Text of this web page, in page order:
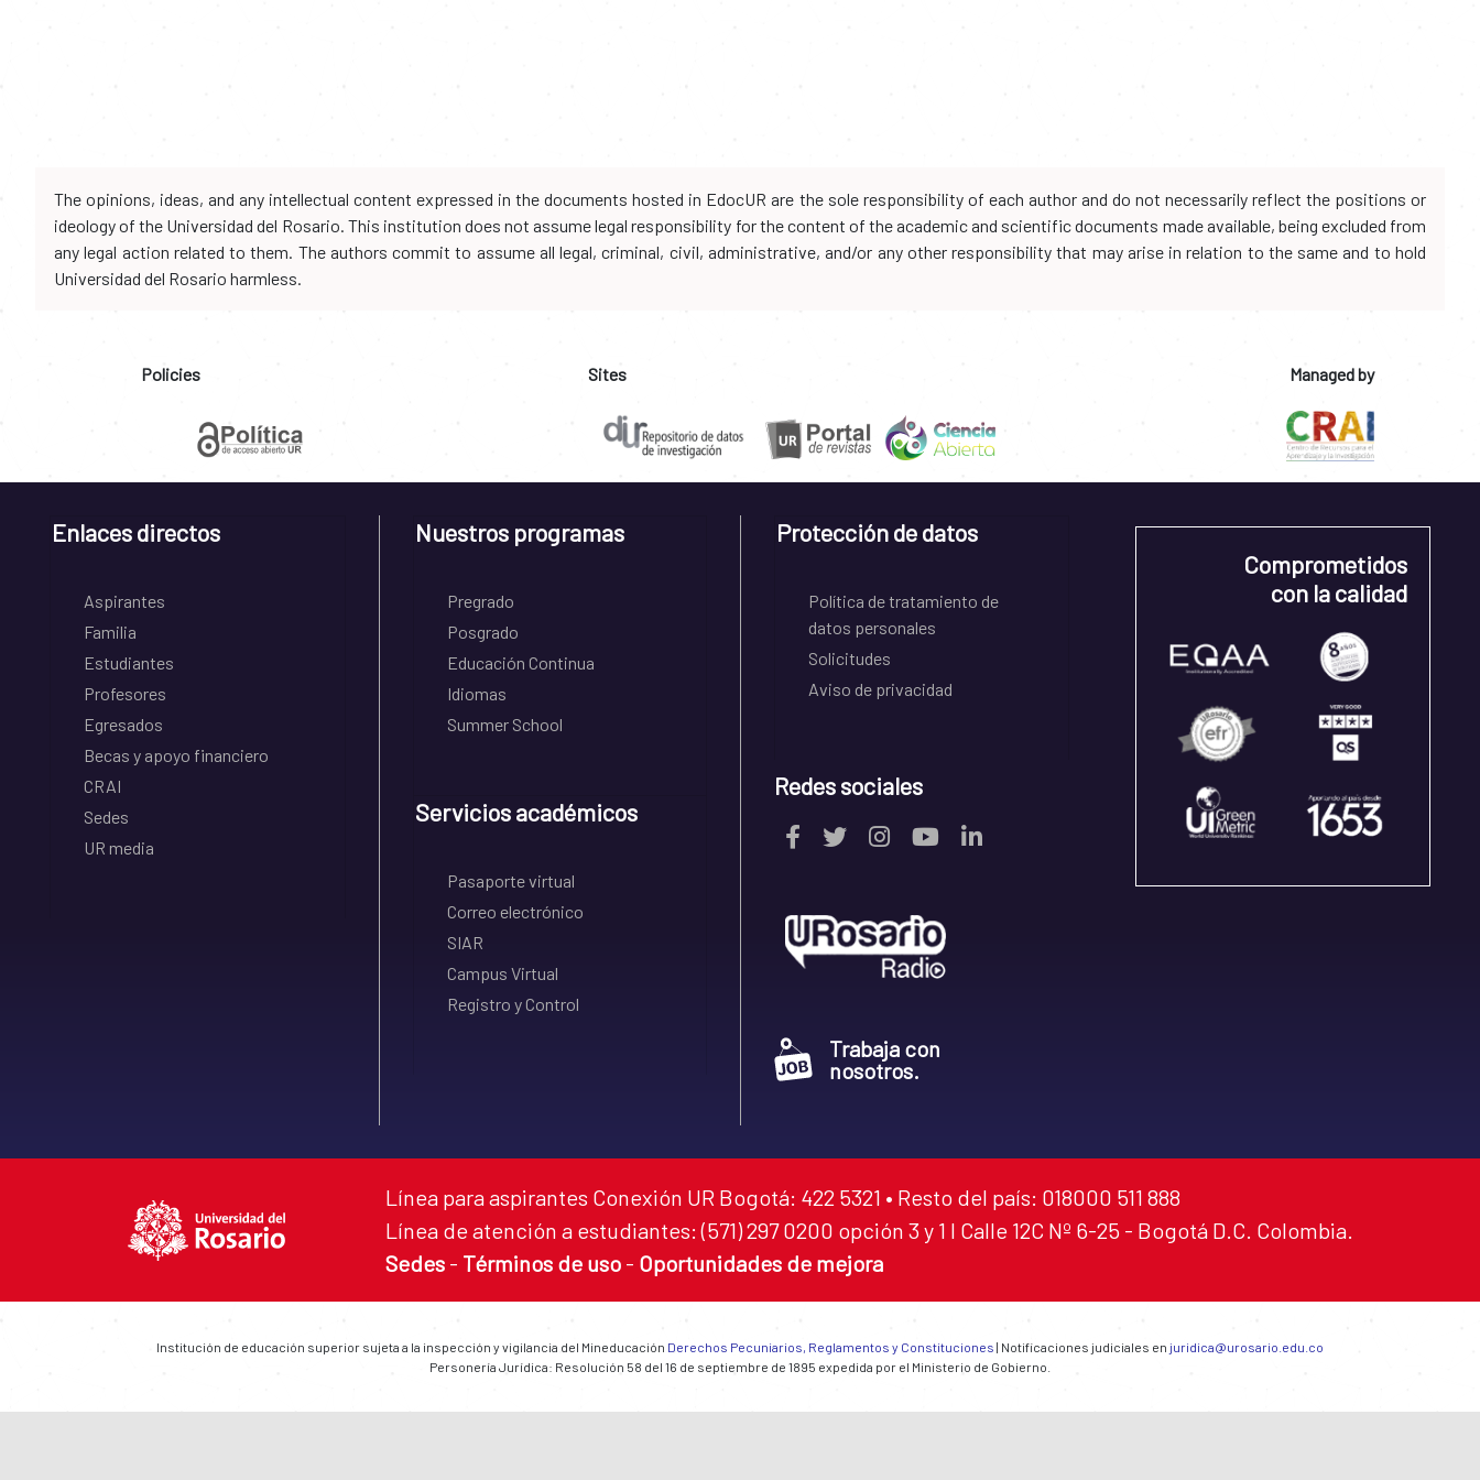
The opinions, ideas, and any intellectual content expressed in the documents hosted in EdocUR are the sole responsibility of each author and do not necessarily reflect the positions or
ideology of the Universidad del Rosario. This institution does not assume legal responsibility for the content of the academic and scientific documents made available, being excluded from
any legal action related to them. The authors commit to assume all legal, criminal, civil, administrative, and/or any other responsibility that may arise in relation to the same and to hold
Universidad del Rosario harmless.
Policies Sites Managed by
Enlaces directos
Aspirantes
Familia
Estudiantes
Profesores
Egresados
Becas y apoyo financiero
CRAI
Sedes
UR media
Nuestros programas
Pregrado
Posgrado
Educación Continua
Idiomas
Summer School
Servicios académicos
Pasaporte virtual
Correo electrónico
SIAR
Campus Virtual
Registro y Control
Protección de datos
Política de tratamiento de
datos personales
Solicitudes
Aviso de privacidad
Redes sociales
Trabaja con
nosotros.
Comprometidos
con la calidad
Línea para aspirantes Conexión UR Bogotá: 422 5321 • Resto del país: 018000 511 888
Línea de atención a estudiantes: (571) 297 0200 opción 3 y 1 I Calle 12C Nº 6-25 - Bogotá D.C. Colombia.
Sedes - Términos de uso - Oportunidades de mejora
Institución de educación superior sujeta a la inspección y vigilancia del Mineducación Derechos Pecuniarios, Reglamentos y Constituciones | Notificaciones judiciales en juridica@urosario.edu.co
Personería Jurídica: Resolución 58 del 16 de septiembre de 1895 expedida por el Ministerio de Gobierno.